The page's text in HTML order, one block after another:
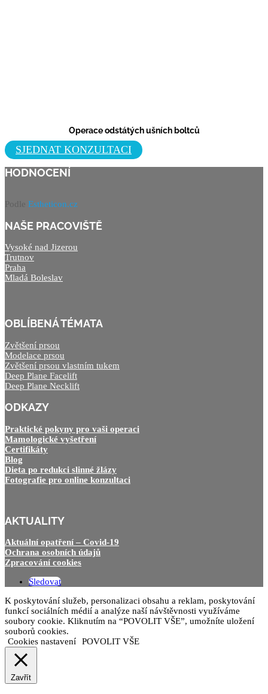
Operace odstátých ušních boltců
SJEDNAT KONZULTACI
HODNOCENÍ
Podle Estheticon.cz
NAŠE PRACOVIŠTĚ
Vysoké nad Jizerou
Trutnov
Praha
Mladá Boleslav
OBLÍBENÁ TÉMATA
Zvětšení prsou
Modelace prsou
Zvětšení prsou vlastním tukem
Deep Plane Facelift
Deep Plane Necklift
ODKAZY
Praktické pokyny pro vaši operaci
Mamologické vyšetření
Certifikáty
Blog
Dieta po redukci slinné žlázy
Fotografie pro online konzultaci
AKTUALITY
Aktuální opatření – Covid-19
Ochrana osobních údajů
Zpracování cookies
Sledovat
K poskytování služeb, personalizaci obsahu a reklam, poskytování
funkcí sociálních médií a analýze naší návštěvnosti využíváme
soubory cookie. Kliknutím na “POVOLIT VŠE”, umožníte uložení
souborů cookies.
Cookies nastavení
POVOLIT VŠE
Zavřít